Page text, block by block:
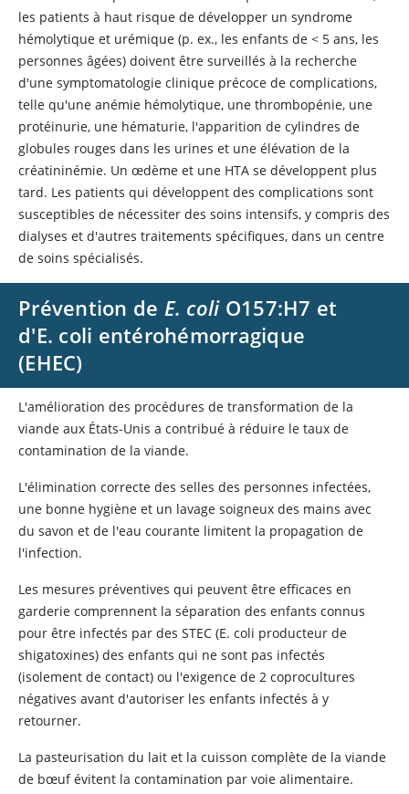
les patients à haut risque de développer un syndrome
hémolytique et urémique (p. ex., les enfants de < 5 ans, les
personnes âgées) doivent être surveillés à la recherche
d'une symptomatologie clinique précoce de complications,
telle qu'une anémie hémolytique, une thrombopénie, une
protéinurie, une hématurie, l'apparition de cylindres de
globules rouges dans les urines et une élévation de la
créatininémie. Un œdème et une HTA se développent plus
tard. Les patients qui développent des complications sont
susceptibles de nécessiter des soins intensifs, y compris des
dialyses et d'autres traitements spécifiques, dans un centre
de soins spécialisés.
Prévention de E. coliO157:H7 et
d'E. coli entérohémorragique
(EHEC)
L'amélioration des procédures de transformation de la
viande aux États-Unis a contribué à réduire le taux de
contamination de la viande.
L'élimination correcte des selles des personnes infectées,
une bonne hygiène et un lavage soigneux des mains avec
du savon et de l'eau courante limitent la propagation de
l'infection.
Les mesures préventives qui peuvent être efficaces en
garderie comprennent la séparation des enfants connus
pour être infectés par des STEC (E. coli producteur de
shigatoxines) des enfants qui ne sont pas infectés
(isolement de contact) ou l'exigence de 2 coprocultures
négatives avant d'autoriser les enfants infectés à y
retourner.
La pasteurisation du lait et la cuisson complète de la viande
de bœuf évitent la contamination par voie alimentaire.